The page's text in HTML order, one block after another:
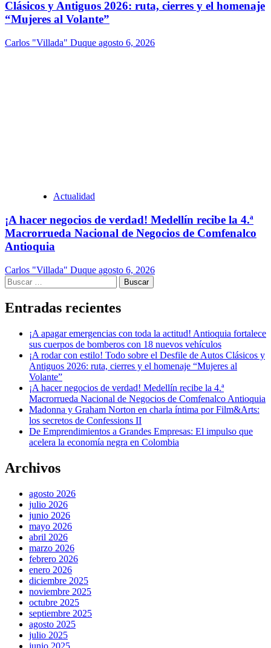
Clásicos y Antiguos 2026: ruta, cierres y el homenaje
“Mujeres al Volante”
Carlos "Villada" Duque agosto 6, 2026
Actualidad
¡A hacer negocios de verdad! Medellín recibe la 4.ª
Macrorrueda Nacional de Negocios de Comfenalco
Antioquia
Carlos "Villada" Duque agosto 6, 2026
Buscar:
Entradas recientes
¡A apagar emergencias con toda la actitud! Antioquia fortalece
sus cuerpos de bomberos con 18 nuevos vehículos
¡A rodar con estilo! Todo sobre el Desfile de Autos Clásicos y
Antiguos 2026: ruta, cierres y el homenaje “Mujeres al
Volante”
¡A hacer negocios de verdad! Medellín recibe la 4.ª
Macrorrueda Nacional de Negocios de Comfenalco Antioquia
Madonna y Graham Norton en charla íntima por Film&Arts:
los secretos de Confessions II
De Emprendimientos a Grandes Empresas: El impulso que
acelera la economía negra en Colombia
Archivos
agosto 2026
julio 2026
junio 2026
mayo 2026
abril 2026
marzo 2026
febrero 2026
enero 2026
diciembre 2025
noviembre 2025
octubre 2025
septiembre 2025
agosto 2025
julio 2025